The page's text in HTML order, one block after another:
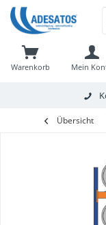
Warenkorb Mein
Übersicht